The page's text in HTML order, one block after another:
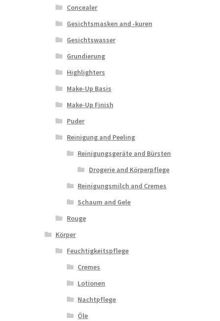
Concealer
Gesichtsmasken and -kuren
Gesichtswasser
Grundierung
Highlighters
Make-Up Basis
Make-Up Finish
Puder
Reinigung and Peeling
Reinigungsgeräte and Bürsten
Drogerie and Körperpflege
Reinigungsmilch and Cremes
Schaum and Gele
Rouge
Körper
Feuchtigkeitspflege
Cremes
Lotionen
Nachtpflege
Öle